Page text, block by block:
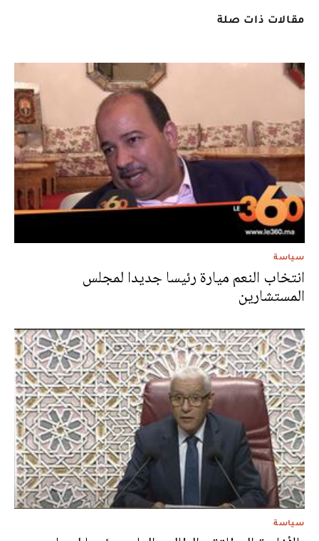
مقالات ذات صلة
سياسة
انتخاب النعم ميارة رئيسا جديدا لمجلس
المستشارين
سياسة